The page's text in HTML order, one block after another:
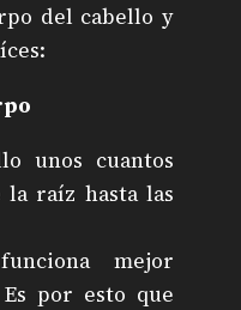
del cabello y
unos cuantos
raíz hasta las
mejor
por esto que